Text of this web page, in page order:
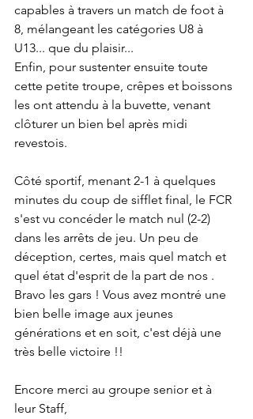
capables à travers un match de foot à
8, mélangeant les catégories U8 à
U13... que du plaisir...
Enfin, pour sustenter ensuite toute
cette petite troupe, crêpes et boissons
les ont attendu à la buvette, venant
clôturer un bien bel après midi
revestois.
Côté sportif, menant 2-1 à quelques
minutes du coup de sifflet final, le FCR
s'est vu concéder le match nul (2-2)
dans les arrêts de jeu. Un peu de
déception, certes, mais quel match et
quel état d'esprit de la part de nos .
Bravo les gars ! Vous avez montré une
bien belle image aux jeunes
générations et en soit, c'est déjà une
très belle victoire !!
Encore merci au groupe senior et à
leur Staff,